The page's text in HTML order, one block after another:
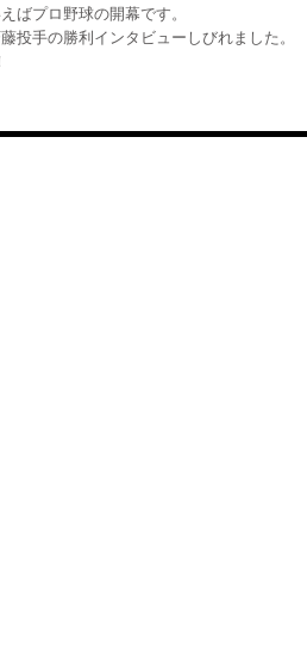
ばプロ野球の開幕です。
投手の勝利インタビューしびれました。